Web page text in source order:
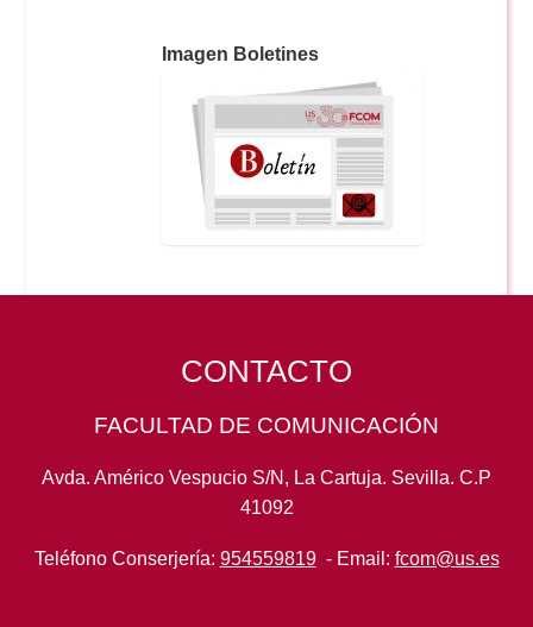
Imagen Boletines
CONTACTO
FACULTAD DE COMUNICACIÓN
Avda. Américo Vespucio S/N, La Cartuja. Sevilla. C.P
41092
Teléfono Conserjería: 954559819- Email: fcom@us.es